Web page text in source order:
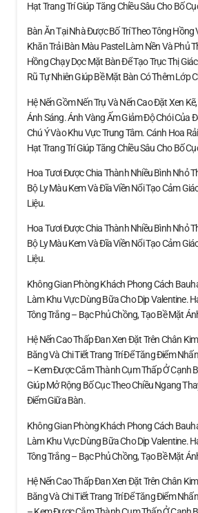
Hạt Trang Trí Giúp Tăng Chiều Sâu Cho Bố
Bàn Ăn Tại Nhà Được Bố Trí Theo Tông Hồng
Khăn Trải Bàn Màu Pastel Làm Nền Và Phủ
Hồng Chạy Dọc Mặt Bàn Để Tạo Trục Thị
Rũ Tự Nhiên Giúp Bề Mặt Bàn Có Thêm Lớp
Hệ Nến Gồm Nến Trụ Và Nến Cao Đặt Xen
Ánh Sáng. Ánh Vàng Ấm Giảm Độ Chói Của
Chú Ý Vào Khu Vực Trung Tâm. Cánh Hoa
Hạt Trang Trí Giúp Tăng Chiều Sâu Cho Bố
Hoa Tươi Được Chia Thành Nhiều Bình Nhỏ
Bộ Ly Màu Kem Và Đĩa Viền Nổi Tạo Cảm
Liệu.
Hoa Tươi Được Chia Thành Nhiều Bình Nhỏ
Bộ Ly Màu Kem Và Đĩa Viền Nổi Tạo Cảm
Liệu.
Không Gian Phòng Khách Phong Cách
Làm Khu Vực Dùng Bữa Cho Dịp Valentine.
Tông Trắng – Bạc Phủ Chồng, Tạo Bề Mặt
Hệ Nến Cao Thấp Đan Xen Đặt Trên Chân
Băng Và Chi Tiết Trang Trí Để Tăng Điểm
– Kem Được Cắm Thành Cụm Thấp Ở Cạnh
Giúp Mở Rộng Bố Cục Theo Chiều Ngang
Điểm Giữa Bàn.
Không Gian Phòng Khách Phong Cách
Làm Khu Vực Dùng Bữa Cho Dịp Valentine.
Tông Trắng – Bạc Phủ Chồng, Tạo Bề Mặt
Hệ Nến Cao Thấp Đan Xen Đặt Trên Chân
Băng Và Chi Tiết Trang Trí Để Tăng Điểm